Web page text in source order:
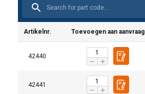
Artikelnr. Toevoegen aan aanvraag
42440
42441